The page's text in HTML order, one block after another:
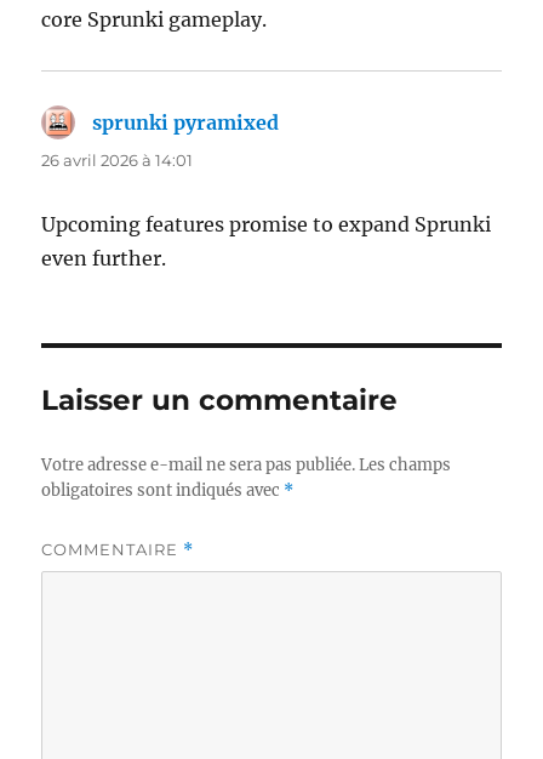
core Sprunki gameplay.
sprunki pyramixed
26 avril 2026 à 14:01
Upcoming features promise to expand Sprunki
even further.
Laisser un commentaire
Votre adresse e-mail ne sera pas publiée. Les champs
obligatoires sont indiqués avec *
COMMENTAIRE *